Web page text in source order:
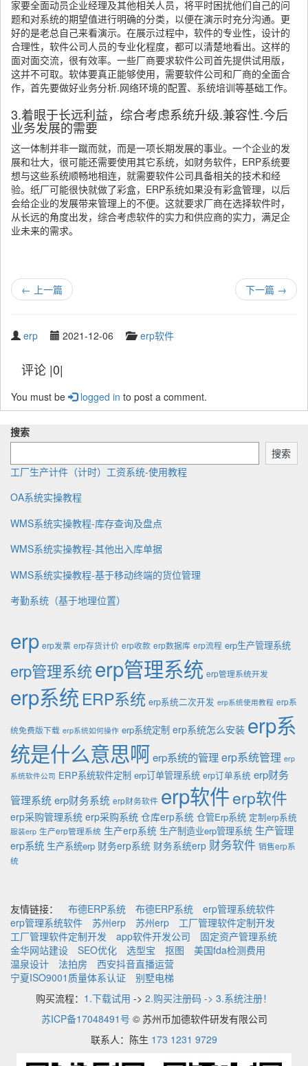
家要全面动员企业经理及其他相关人员，将平时困扰他们自己的问
题和对系统的期望值进行明确的分类，以便在演示时充分沟通。更
好的是老总自己来看演示。在展示过程中，软件的专业性，设计的
合理性，软件公司人员的专业化程度，都可以清楚地看出。这样的
面对面交流，很有效率。一些厂商要求软件公司首先提供试用版，
这并不可取。软体要真正能够使用，需要软件公司和厂商的全面合
作，首先要做好业务分析.网络环境的配置、系统培训等基础工作。
3.着眼于长远利益，综合考虑系统升级.兼容性.今后
业务发展的需要
这一体制并非一蹴而就，而是一项长期发展的事业。一个企业的发
展和壮大，很可能还需要使用其它系统，如财务软件，ERP系统要
想与这些系统顺畅地相连，就需要软件公司具备相关的技术和经
验。纸厂可能很快就做了彩盒，ERP系统如果没有彩盒管理，以后
会给企业的发展带来管理上的不便。这就要求厂商在选择软件时，
从长远的角度出发，综合考虑软件的实力和供应商的实力，满足企
业未来的需求。
← 上一篇 下一篇 →
W
i
t
e
b
y
erp
P
s
d
2021-12-06
C
o
erp软件
评论 |0|
You must be logged in to post a comment.
搜索
搜索
工厂生产计件（计时）工资系统-使用教程
OA系统实操教程
WMS系统实操教程-库存查询及盘点
WMS系统实操教程-其他出入库单据
WMS系统实操教程-基于移动终端的货位管理
考勤系统（基于地理位置）
erp erp发票 erp存货计价 erp收款 erp数据库 erp流程 erp生产管理系统
erp管理系统erp管理系统 erp管理系统开发
erp系统 ERP系统 erp系统二次开发 erp系统使用教程 erp系
统免费版下载 erp系统如何操作 erp系统定制 erp系统怎么安装 erp系
统是什么意思啊erp系统的管理erp系统管理 erp
系统软件公司 ERP系统软件定制 erp订单管理系统 erp订单系统 erp财务
管理系统erp财务系统 erp财务软件 erp软件erp软件
erp采购管理系统 erp采购系统 仓库erp系统 仓管Erp系统 定制erp系统
服装erp 生产erp管理系统 生产erp系统 生产制造业erp管理系统 生产管理
erp系统 生产系统erp 财务erp系统 财务系统erp 财务软件 销售erp系
统
友情链接： 布德ERP系统 布德ERP系统
erp管理系统软件
erp管理系统软件
苏州erp 苏州erp
工厂管理软件定制开发
工厂管理软件定制开发
app软件开发公司
固定资产管理系统
金华网站建设
SEO优化 选型宝 抠图
美国fda检测费用
温泉设计
法拍房
西安抖音直播运营
宁夏ISO9001质量体系认证
别墅电梯
购买流程： 1.下载试用 -> 2.购买注册码 -> 3.系统注册！
苏ICP备17048491号 © 苏州币加德软件研发有限公司
联系人：陈生 173 1231 9729